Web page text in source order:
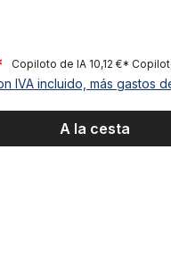
Copiloto de IA 10,12 €*
IVA incluido, más gastos
A la cesta